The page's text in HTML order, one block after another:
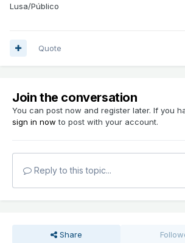
Lusa/Público
Quote
Join the conversation
You can post now and register later. If you
sign in now to post with your account.
Reply to this topic...
Share